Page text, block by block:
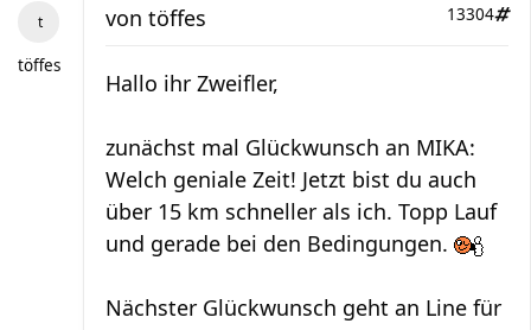
töffes
13304
von töffes
Hallo ihr Zweifler,
zunächst mal Glückwunsch an MIKA:
Welch geniale Zeit! Jetzt bist du auch
über 15 km schneller als ich. Topp Lauf
und gerade bei den Bedingungen.
Nächster Glückwunsch geht an Line für